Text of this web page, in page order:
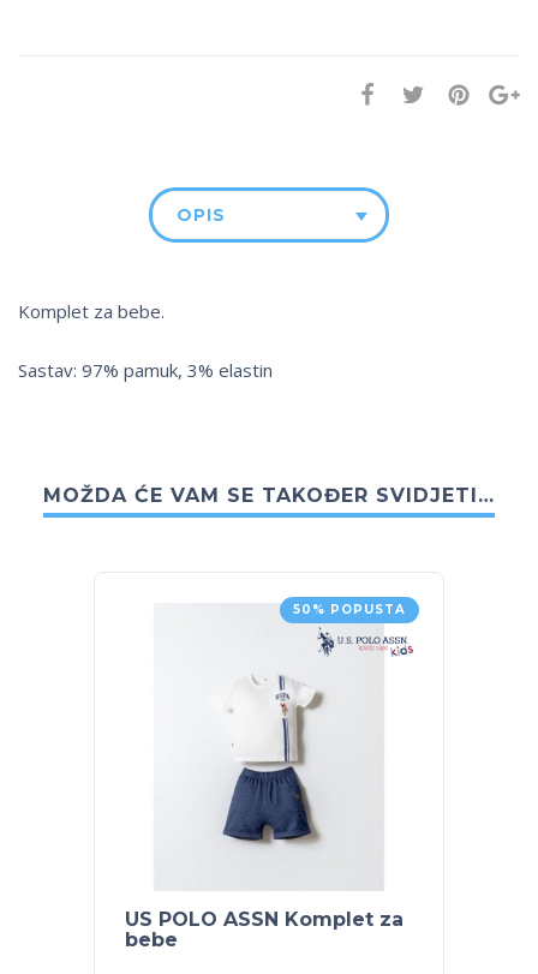
OPIS
Komplet za bebe.
Sastav: 97% pamuk, 3% elastin
MOŽDA ĆE VAM SE TAKOĐER SVIDJETI…
50% POPUSTA
US POLO ASSN Komplet za
bebe